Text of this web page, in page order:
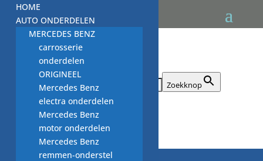
Zoek naar: Zoekknop
HOME
AUTO ONDERDELEN
MERCEDES BENZ
carrosserie
onderdelen
ORIGINEEL
Mercedes Benz
electra onderdelen
Mercedes Benz
motor onderdelen
Mercedes Benz
remmen-onderstel